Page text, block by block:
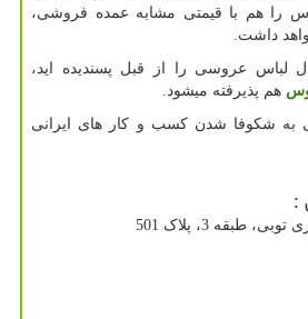
را هم با قیمتی مشابه عمده فروشی،
داشت.
عروسی را از قبل پسندیده اید،
هم پذیرفته میشود.
به شکوفا شدن کسب و کار های ایرانی
:
طبقه 3، پلاک 501